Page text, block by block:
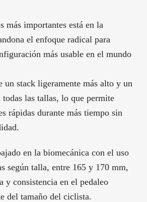
más importantes está en la
el enfoque radical para
más usable en el mundo
un stack ligeramente más alto y un
todas las tallas, lo que permite
rápidas durante más tiempo sin
en la biomecánica con el uso
según talla, entre 165 y 170 mm,
y consistencia en el pedaleo
del tamaño del ciclista.